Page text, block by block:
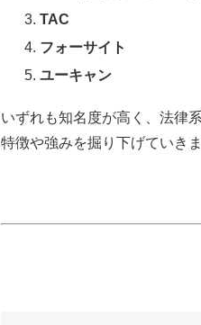
TAC
フォーサイト
ユーキャン
いずれも知名度が高く、法律
特徴や強みを掘り下げていき